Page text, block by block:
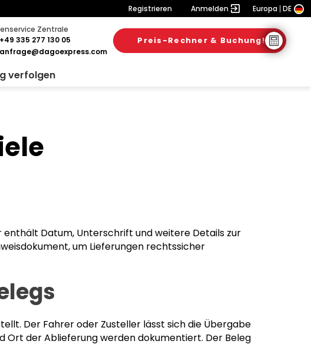
Registrieren Anmelden Europa DE
Zentrale
+49 335 277 130 05
anfrage@dagoexpress.com
Preis-Rechner & Buchung!
verfolgen
enthält Datum, Unterschrift und weitere Details zur
um Lieferungen rechtssicher
Der Fahrer oder Zusteller lässt sich die Übergabe
Ort der Ablieferung werden dokumentiert. Der Beleg